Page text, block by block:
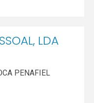
LDA
PENAFIEL